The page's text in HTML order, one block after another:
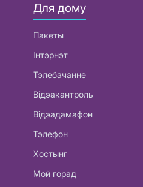
Для дому
Пакеты
Інтэрнэт
Тэлебачанне
Відэакантроль
Відэадамафон
Тэлефон
Хостынг
Мой горад